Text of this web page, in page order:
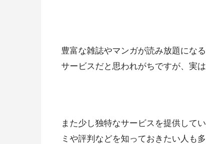
豊富な雑誌やマンガが読み放題にな
サービスだと思われがちですが、実
また少し独特なサービスを提供して
ミや評判などを知っておきたい人も